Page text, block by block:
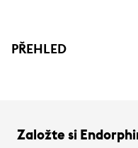
PŘEHLED
Založte si